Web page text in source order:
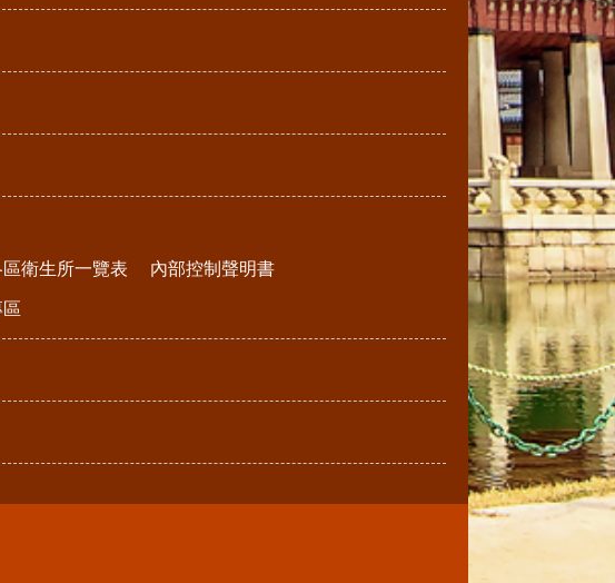
區衛生所一覽表 內部控制聲明書